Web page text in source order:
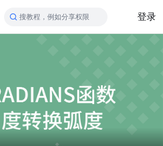
搜教程，例如分享权限 登录